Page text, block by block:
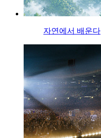
자연에서 배운다